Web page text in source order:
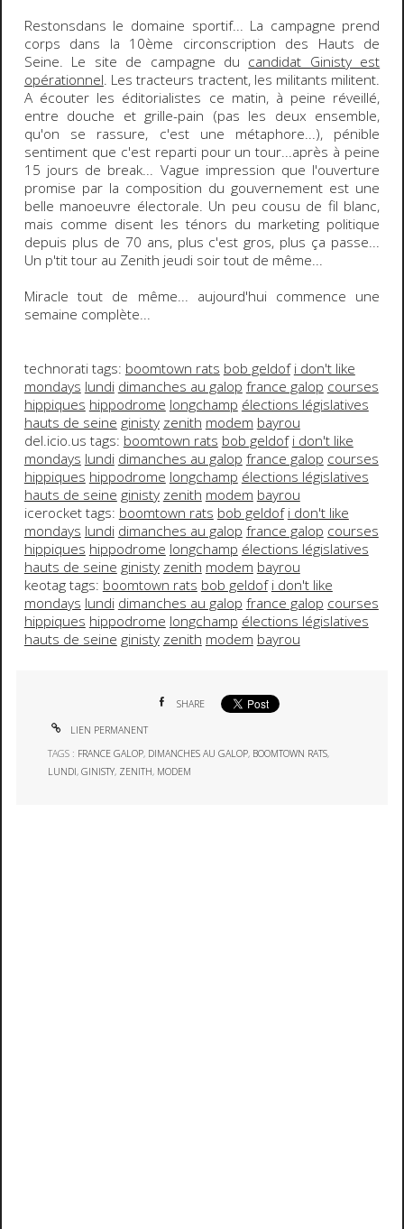
Restonsdans le domaine sportif... La campagne prend
corps dans la 10ème circonscription des Hauts de
Seine. Le site de campagne du candidat Ginisty est
opérationnel. Les tracteurs tractent, les militants militent.
A écouter les éditorialistes ce matin, à peine réveillé,
entre douche et grille-pain (pas les deux ensemble,
qu'on se rassure, c'est une métaphore...), pénible
sentiment que c'est reparti pour un tour...après à peine
15 jours de break... Vague impression que l'ouverture
promise par la composition du gouvernement est une
belle manoeuvre électorale. Un peu cousu de fil blanc,
mais comme disent les ténors du marketing politique
depuis plus de 70 ans, plus c'est gros, plus ça passe...
Un p'tit tour au Zenith jeudi soir tout de même...
Miracle tout de même... aujourd'hui commence une
semaine complète...
technorati tags: boomtown rats bob geldof i don't like
mondays lundi dimanches au galop france galop courses
hippiques hippodrome longchamp élections législatives
hauts de seine ginisty zenith modem bayrou
del.icio.us tags: boomtown rats bob geldof i don't like
mondays lundi dimanches au galop france galop courses
hippiques hippodrome longchamp élections législatives
hauts de seine ginisty zenith modem bayrou
icerocket tags: boomtown rats bob geldof i don't like
mondays lundi dimanches au galop france galop courses
hippiques hippodrome longchamp élections législatives
hauts de seine ginisty zenith modem bayrou
keotag tags: boomtown rats bob geldof i don't like
mondays lundi dimanches au galop france galop courses
hippiques hippodrome longchamp élections législatives
hauts de seine ginisty zenith modem bayrou
SHARE
LIEN PERMANENT
TAGS : FRANCE GALOP, DIMANCHES AU GALOP, BOOMTOWN RATS,
LUNDI,GINISTY, ZENITH, MODEM